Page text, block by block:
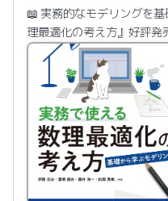
📖 実務的なモデリングを
理最適化の考え方』好評発